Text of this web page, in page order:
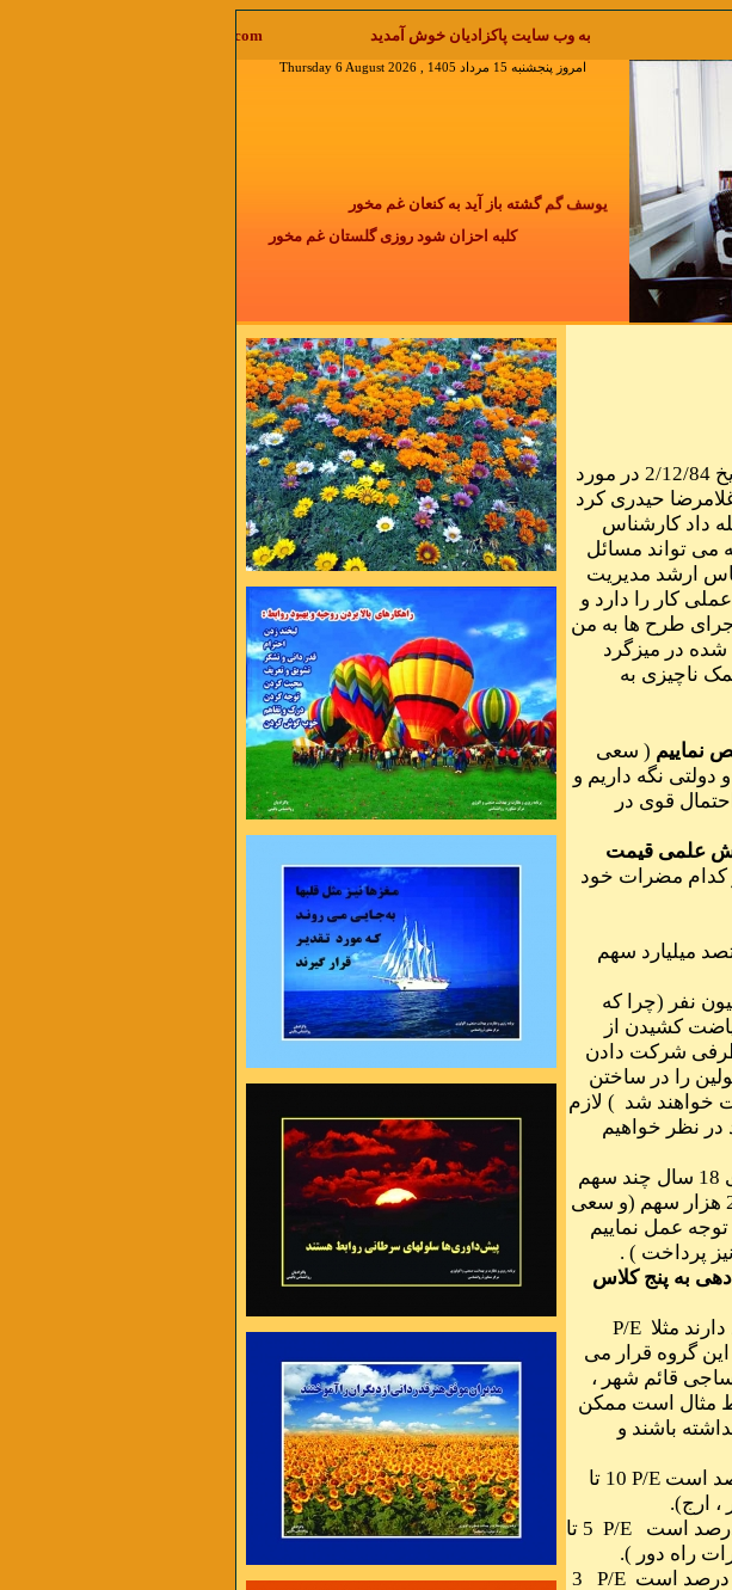
به وب سایت پاکزادیان خوش آمدید welcome to pakzadian.com نقل مطلب با ذکر منابع آزاد است جواب ایمیل را در منوی دیدگاه بخوانید
امروز پنجشنبه 15 مرداد 1405 , Thursday 6 August 2026
هیچ زخمی در آدمی نیست که با گذشت زمان التیام پیدا
شکست خوردن مهم نیست مهم دوباره شروع کردن
است
جهان بشریت به تلاش بها میدهد نه به بهانه
در ذهن نیافرینمت می میرم
از شاخه اگر نچینمت می میرم
ای عادت چشم های بی حوصله ام
یک روز اگر نبینمت می میرم
آفت خلاقیت عذر تراشی ست ،
برای موفق شدن هزار راه نرفته وجود دارد
.
برای حل مشکلات و گرفتاریها یک راه اساسی بیشتر نداریم
:
دانائی مان را بیشتر کنیم تا به توانائی برسیم
دست از طلب ندارم تا کام من بر آید
یا تن رسد به جانان یا جان ز تن بر آید
احتراما بعد از مشاهده میزگرد شبکه دو صدا و سیما در تاریخ 2/12/84 در مورد
حیدری کرد
داد کارشناس
می تواند مسائل
ارشد مدیریت
کار را دارد و
طرح ها به من
شده در میزگرد
ناچیزی به
( سعی
دولتی نگه داریم و
قوی در
علمی قیمت
کدام مضرات خود
میلیارد سهم
40 میلیون نفر (چرا که
کشیدن از
شرکت دادن
را در ساختن
خواهند شد ) لازم
در جای خود در نظر خواهیم
به ازاء هر ایرانی بالای 18 سال چند سهم
؟ مثلا هشتصد میلیارد سهم به چهل میلیون نفر می شود 20 هزار سهم (و سعی
توجه عمل نماییم
پرداخت ) .
به پنج کلاس
P/E
در این گروه قرار می
قائم شهر ،
مثال است ممکن
باشند و
P/E
10 تا
P/E
5 تا
P/E
3